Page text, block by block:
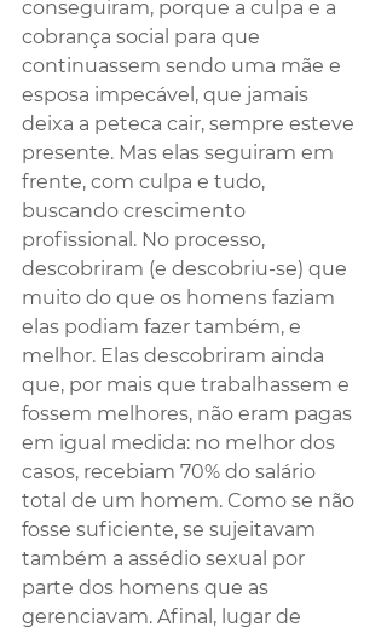
conseguiram, porque a culpa e a
cobrança social para que
continuassem sendo uma mãe e
esposa impecável, que jamais
deixa a peteca cair, sempre esteve
presente. Mas elas seguiram em
frente, com culpa e tudo,
buscando crescimento
profissional. No processo,
descobriram (e descobriu-se) que
muito do que os homens faziam
elas podiam fazer também, e
melhor. Elas descobriram ainda
que, por mais que trabalhassem e
fossem melhores, não eram pagas
em igual medida: no melhor dos
casos, recebiam 70% do salário
total de um homem. Como se não
fosse suficiente, se sujeitavam
também a assédio sexual por
parte dos homens que as
gerenciavam. Afinal, lugar de